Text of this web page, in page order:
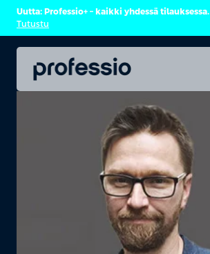
Uutta: Professio+ – kaikki yhdessä tilauksessa.
Tutustu